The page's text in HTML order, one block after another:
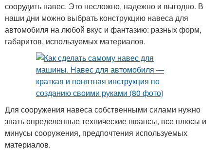
соорудить навес. Это несложно, надежно и выгодно. В
наши дни можно выбрать конструкцию навеса для
автомобиля на любой вкус и фантазию: разных форм,
габаритов, используемых материалов.
Для сооружения навеса собственными силами нужно
знать определенные технические нюансы, все плюсы и
минусы сооружения, предпочтения используемых
материалов.